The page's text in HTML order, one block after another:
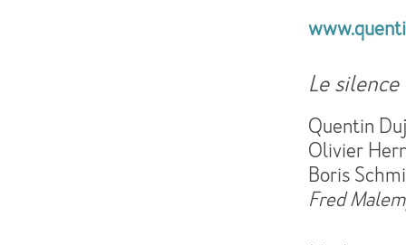
Le silence
Quentin
Olivier
Boris
Fred